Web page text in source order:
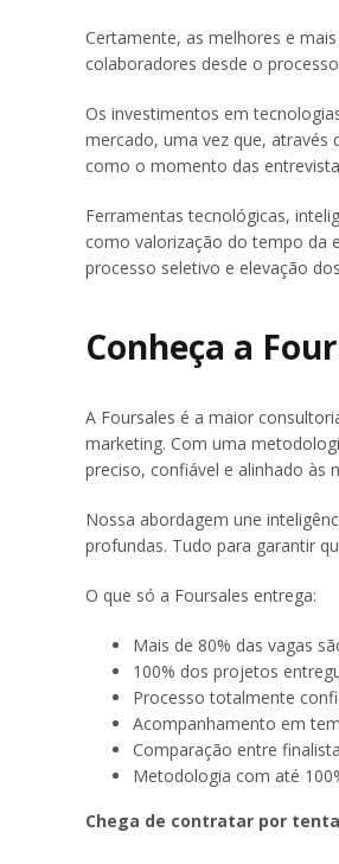
Certamente, as melhores e
colaboradores desde o
Os investimentos em
mercado, uma vez que, através
como o momento das
Ferramentas tecnológicas,
como valorização do tempo da
processo seletivo e elevação
Conheça a
A Foursales é a maior
marketing. Com uma
preciso, confiável e alinhado às
Nossa abordagem une
profundas. Tudo para garantir
O que só a Foursales entrega:
Mais de 80% das vagas
100% dos projetos
Processo totalmente
Acompanhamento em
Comparação entre
Metodologia com até
Chega de contratar por